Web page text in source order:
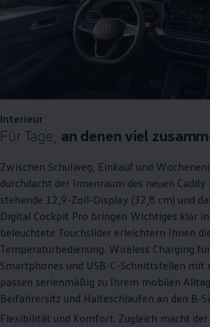
Interieur
Für Tage, an denen viel
Zwischen Schulweg, Einkauf und
durchdacht der Innenraum des neuen Caddy
stehende 12,9-Zoll-Display (32,8 cm) und
Digital Cockpit Pro bringen Wichtiges klar
beleuchtete Touchslider erleichtern Ihnen
Temperaturbedienung. Wireless Charging
Smartphones und USB-C-Schnittstellen mit
passen serienmäßig zu Ihrem mobilen
Beifahrersitz und Halteschlaufen an den B-
Flexibilität und Komfort. Zugleich macht der